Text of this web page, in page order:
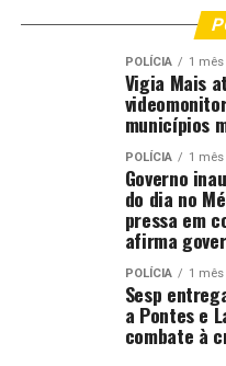
[email protected]
Tribunal de
Comentários
RELATED TOPICS:
DIREITO
INSTITUCIONAL
MT
POLÍCIA 1 mês
Vigia Mais
municípios
POLÍCIA 1 mês
Governo
do dia no
pressa em
afirma
POLÍCIA 1 mês
Sesp
a Pontes e
combate à